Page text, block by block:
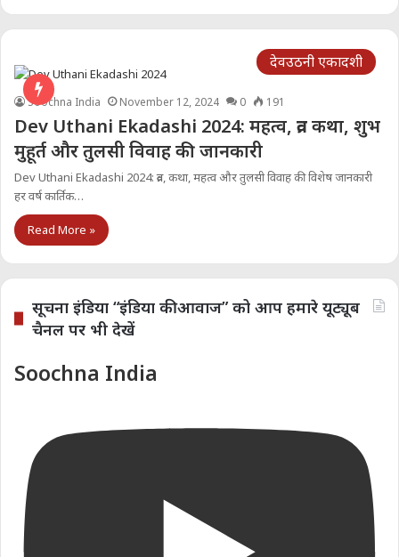
देवउठनी एकादशी
Soochna India November 12, 2024 0 191
Dev Uthani Ekadashi 2024: महत्व, व्रत कथा, शुभ
मुहूर्त और तुलसी विवाह की जानकारी
Dev Uthani Ekadashi 2024: व्रत, कथा, महत्व और तुलसी विवाह की विशेष जानकारी
हर वर्ष कार्तिक…
Read More »
सूचना इंडिया “इंडिया की आवाज” को आप हमारे यूट्यूब
चैनल पर भी देखें
Soochna India